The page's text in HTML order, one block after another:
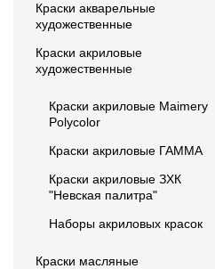
Краски акварельные
художественные
Краски акриловые
художественные
Краски акриловые Maimery
Polycolor
Краски акриловые ГАММА
Краски акриловые ЗХК
"Невская палитра"
Наборы акриловых красок
Краски масляные